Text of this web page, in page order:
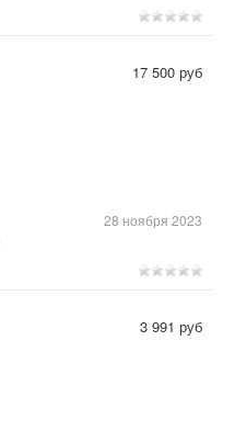
28 ноября 2023
17 500 руб
3 991 руб